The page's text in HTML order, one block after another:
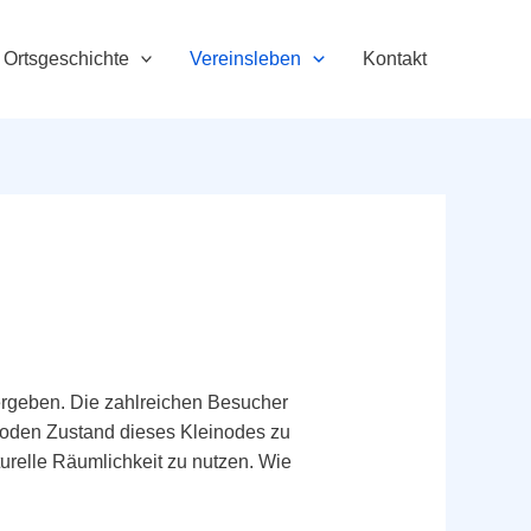
Ortsgeschichte Vereinsleben Kontakt
Die zahlreichen Besucher
Zustand dieses Kleinodes zu
Räumlichkeit zu nutzen. Wie